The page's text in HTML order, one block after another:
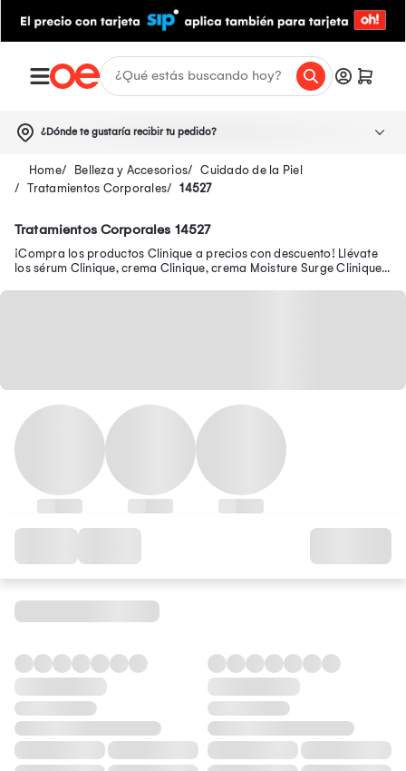
¿Dónde te gustaría recibir tu pedido?
Belleza y Accesorios
Cuidado de la Piel
Tratamientos Corporales
14527
Tratamientos Corporales 14527
¡Compra los productos Clinique a precios con descuento! Llévate
los sérum Clinique, crema Clinique, crema Moisture Surge Clinique,